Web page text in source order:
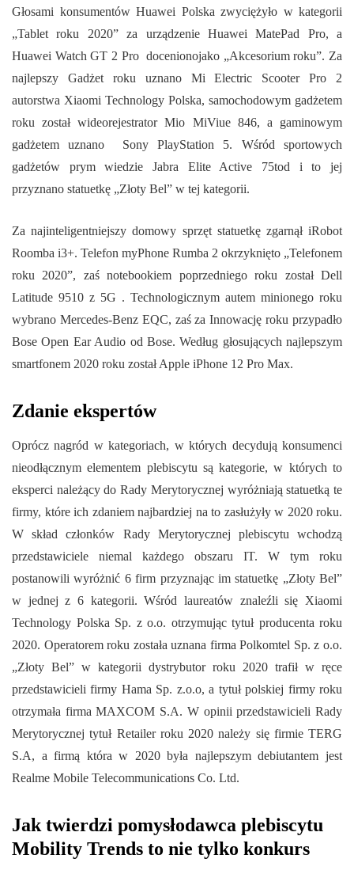
Głosami konsumentów Huawei Polska zwyciężyło w kategorii
„Tablet roku 2020” za urządzenie Huawei MatePad Pro, a
Huawei Watch GT 2 Pro docenionojako „Akcesorium roku”. Za
najlepszy Gadżet roku uznano Mi Electric Scooter Pro 2
autorstwa Xiaomi Technology Polska, samochodowym gadżetem
roku został wideorejestrator Mio MiViue 846, a gaminowym
gadżetem uznano Sony PlayStation 5. Wśród sportowych
gadżetów prym wiedzie Jabra Elite Active 75tod i to jej
przyznano statuetkę „Złoty Bel” w tej kategorii.
Za najinteligentniejszy domowy sprzęt statuetkę zgarnął iRobot
Roomba i3+. Telefon myPhone Rumba 2 okrzyknięto „Telefonem
roku 2020”, zaś notebookiem poprzedniego roku został Dell
Latitude 9510 z 5G . Technologicznym autem minionego roku
wybrano Mercedes-Benz EQC, zaś za Innowację roku przypadło
Bose Open Ear Audio od Bose. Według głosujących najlepszym
smartfonem 2020 roku został Apple iPhone 12 Pro Max.
Zdanie ekspertów
Oprócz nagród w kategoriach, w których decydują konsumenci
nieodłącznym elementem plebiscytu są kategorie, w których to
eksperci należący do Rady Merytorycznej wyróżniają statuetką te
firmy, które ich zdaniem najbardziej na to zasłużyły w 2020 roku.
W skład członków Rady Merytorycznej plebiscytu wchodzą
przedstawiciele niemal każdego obszaru IT. W tym roku
postanowili wyróżnić 6 firm przyznając im statuetkę „Złoty Bel”
w jednej z 6 kategorii. Wśród laureatów znaleźli się Xiaomi
Technology Polska Sp. z o.o. otrzymując tytuł producenta roku
2020. Operatorem roku została uznana firma Polkomtel Sp. z o.o.
„Złoty Bel” w kategorii dystrybutor roku 2020 trafił w ręce
przedstawicieli firmy Hama Sp. z.o.o, a tytuł polskiej firmy roku
otrzymała firma MAXCOM S.A. W opinii przedstawicieli Rady
Merytorycznej tytuł Retailer roku 2020 należy się firmie TERG
S.A, a firmą która w 2020 była najlepszym debiutantem jest
Realme Mobile Telecommunications Co. Ltd.
Jak twierdzi pomysłodawca plebiscytu
Mobility Trends to nie tylko konkurs